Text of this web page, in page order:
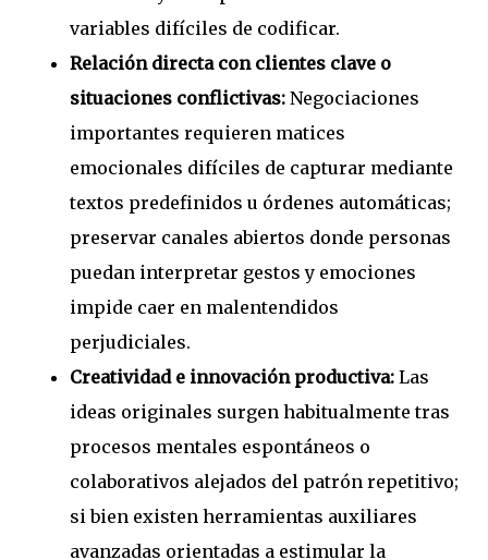
variables difíciles de codificar.
Relación directa con clientes clave o
situaciones conflictivas: Negociaciones
importantes requieren matices
emocionales difíciles de capturar mediante
textos predefinidos u órdenes automáticas;
preservar canales abiertos donde personas
puedan interpretar gestos y emociones
impide caer en malentendidos
perjudiciales.
Creatividad e innovación productiva: Las
ideas originales surgen habitualmente tras
procesos mentales espontáneos o
colaborativos alejados del patrón repetitivo;
si bien existen herramientas auxiliares
avanzadas orientadas a estimular la